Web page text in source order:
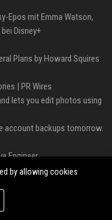
Epos mit Emma Watson,
Disney+
Plans by Howard Squires
| PR Wires
lets you edit photos using
account backups tomorrow.
Engineer
by allowing cookies